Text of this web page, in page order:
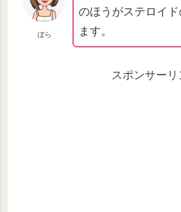
ぼら
のほうがステロイ
ます。
スポンサーリ